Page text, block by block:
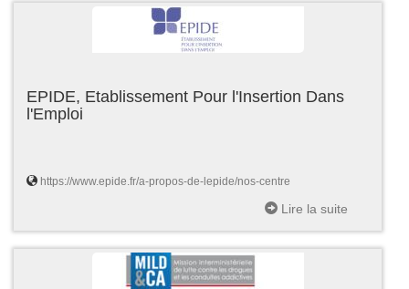
EPIDE, Etablissement Pour l'Insertion Dans
l'Emploi
https://www.epide.fr/a-propos-de-lepide/nos-centre
Lire la suite